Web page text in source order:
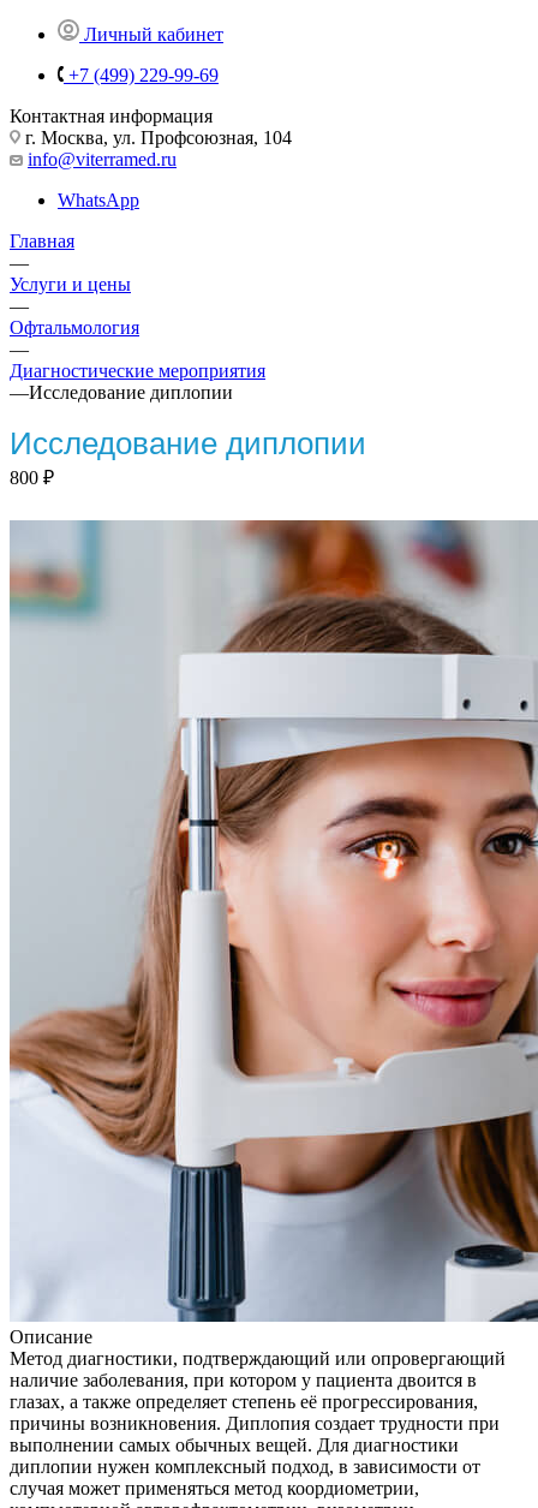
Личный кабинет
+7 (499) 229-99-69
Контактная информация
г. Москва, ул. Профсоюзная, 104
info@viterramed.ru
WhatsApp
Главная
—
Услуги и цены
—
Офтальмология
—
Диагностические мероприятия
—Исследование диплопии
Исследование диплопии
800 ₽
Описание
Метод диагностики, подтверждающий или опровергающий
наличие заболевания, при котором у пациента двоится в
глазах, а также определяет степень её прогрессирования,
причины возникновения. Диплопия создает трудности при
выполнении самых обычных вещей. Для диагностики
диплопии нужен комплексный подход, в зависимости от
случая может применяться метод коордиометрии,